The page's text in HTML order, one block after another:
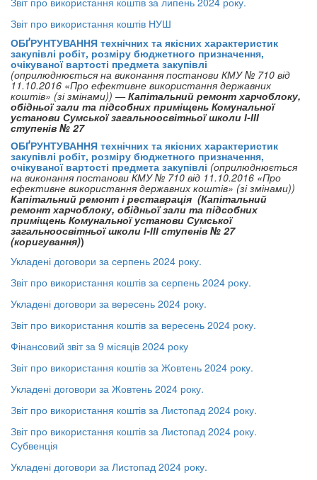
Звіт про використання коштів НУШ
ОБҐРУНТУВАННЯ технічних та якісних характеристик
закупівлі робіт, розміру бюджетного призначення,
очікуваної вартості предмета закупівлі
(оприлюднюється на виконання постанови КМУ № 710 від
11.10.2016 «Про ефективне використання державних
коштів» (зі змінами)) —Капітальний ремонт харчоблоку,
обідньої зали та підсобних приміщень Комунальної
установи Сумської загальноосвітньої школи І-ІІІ
ступенів № 27
ОБҐРУНТУВАННЯ технічних та якісних характеристик
закупівлі робіт, розміру бюджетного призначення,
очікуваної вартості предмета закупівлі (оприлюднюється
на виконання постанови КМУ № 710 від 11.10.2016 «Про
ефективне використання державних коштів» (зі змінами))
Капітальний ремонт і реставрація (Капітальний
ремонт харчоблоку, обідньої зали та підсобних
приміщень Комунальної установи Сумської
загальноосвітньої школи І-ІІІ ступенів № 27
(коригування))
Укладені договори за серпень 2024 року.
Звіт про використання коштів за серпень 2024 року.
Укладені договори за вересень 2024 року.
Звіт про використання коштів за вересень 2024 року.
Фінансовий звіт за 9 місяців 2024 року
Звіт про використання коштів за Жовтень 2024 року.
Укладені договори за Жовтень 2024 року.
Звіт про використання коштів за Листопад 2024 року.
Звіт про використання коштів за Листопад 2024 року.
Субвенція
Укладені договори за Листопад 2024 року.